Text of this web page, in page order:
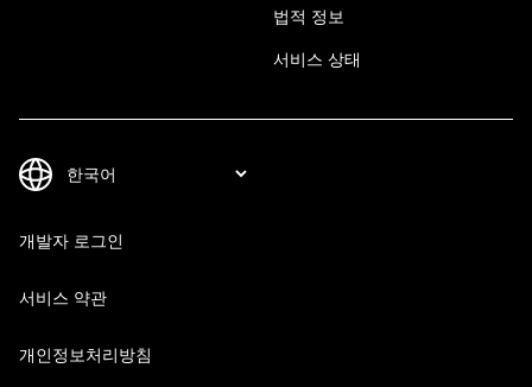
법적 정보
서비스 상태
개발자 로그인
서비스 약관
개인정보처리방침